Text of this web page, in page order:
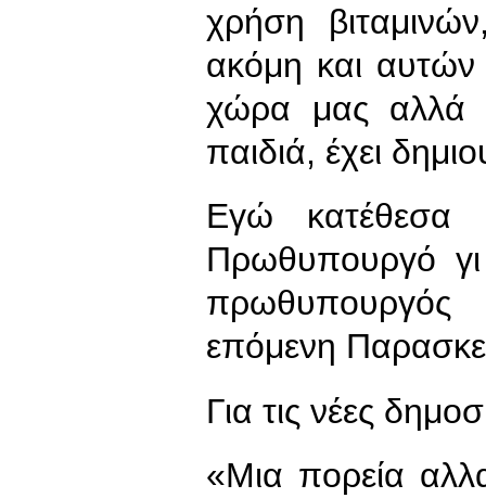
χρήση
ακόμη και
χώρα μας αλλά
παιδιά, έχει
Εγώ κατέθεσα
Πρωθυπουργό
πρωθυπουργός
επόμενη
Για τις νέες
«Μια πορεία